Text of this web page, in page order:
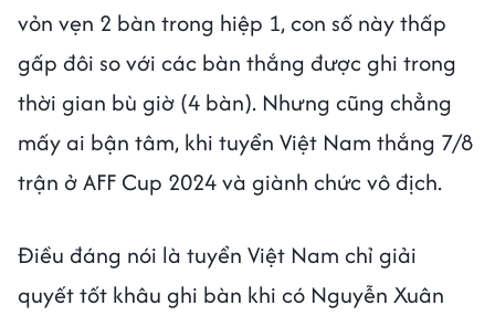
vỏn vẹn 2 bàn trong hiệp 1, con số này thấp
gấp đôi so với các bàn thắng được ghi trong
thời gian bù giờ (4 bàn). Nhưng cũng chẳng
mấy ai bận tâm, khi tuyển Việt Nam thắng 7/8
trận ở AFF Cup 2024 và giành chức vô địch.
Điều đáng nói là tuyển Việt Nam chỉ giải
quyết tốt khâu ghi bàn khi có Nguyễn Xuân